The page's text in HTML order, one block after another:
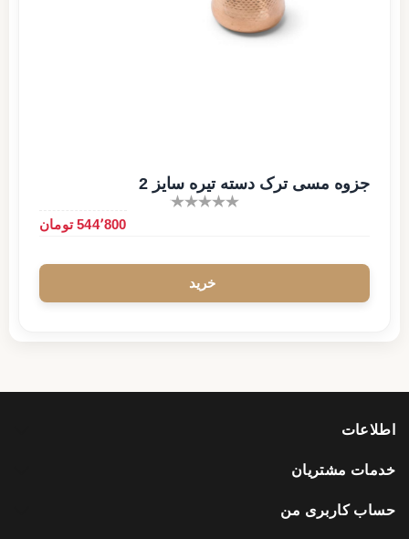
جزوه مسی ترک دسته تیره سایز 2
544٬800 تومان
اطلاعات
خدمات مشتریان
حساب کاربری من